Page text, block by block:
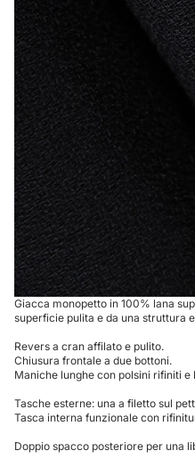
Giacca monopetto in 100% lana
superficie pulita e da una struttura
Revers a cran affilato e pulito.
Chiusura frontale a due bottoni.
Maniche lunghe con polsini rifiniti e
Tasche esterne: una a filetto sul
Tasca interna funzionale con
Doppio spacco posteriore per una